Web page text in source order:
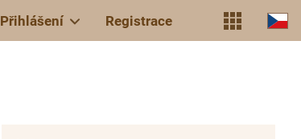
Přihlášení Registrace